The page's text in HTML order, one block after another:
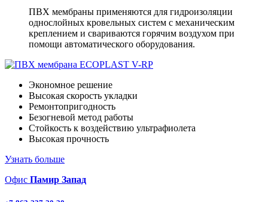
ПВХ мембраны применяются для гидроизоляции
однослойных кровельных систем с механическим
креплением и свариваются горячим воздухом при
помощи автоматического оборудования.
Экономное решение
Высокая скорость укладки
Ремонтопригодность
Безогневой метод работы
Стойкость к воздействию ультрафиолета
Высокая прочность
Узнать больше
Офис Памир Запад